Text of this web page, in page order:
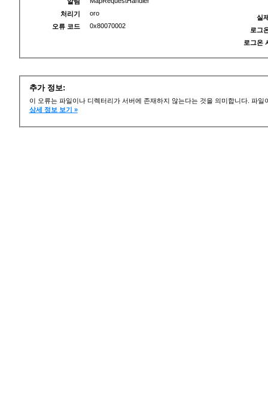
처리기
oro
오류 코드
0x80070002
실
로그
로그온
추가 정보:
이 오류는 파일이나 디렉터리가 서버에 존재하지 않는다는 것을 의미합니다. 파
상세 정보 보기 »